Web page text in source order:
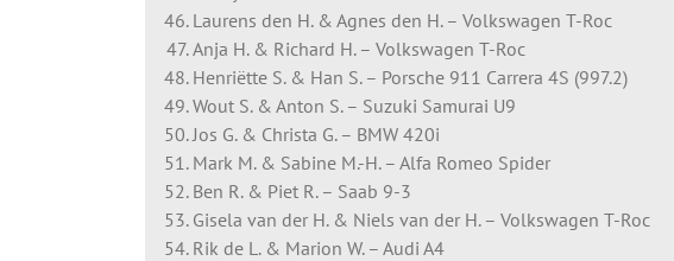
Laurens den H. & Agnes den H. – Volkswagen T-Roc
Anja H. & Richard H. – Volkswagen T-Roc
Henriëtte S. & Han S. – Porsche 911 Carrera 4S (997.2)
Wout S. & Anton S. – Suzuki Samurai U9
Jos G. & Christa G. – BMW 420i
Mark M. & Sabine M.-H. – Alfa Romeo Spider
Ben R. & Piet R. – Saab 9-3
Gisela van der H. & Niels van der H. – Volkswagen T-Roc
Rik de L. & Marion W. – Audi A4